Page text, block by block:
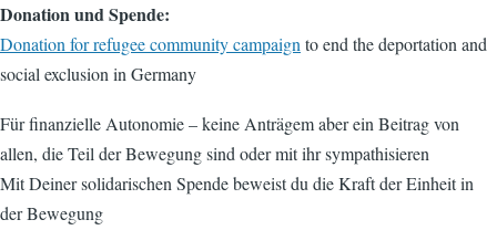
Donation und Spende:
Donation for refugee community campaignto end the deportation and
social exclusion in Germany
Für finanzielle Autonomie – keine Anträgem aber ein Beitrag von
allen, die Teil der Bewegung sind oder mit ihr sympathisieren
Mit Deiner solidarischen Spende beweist du die Kraft der Einheit in
der Bewegung